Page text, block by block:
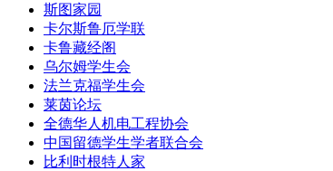
斯图家园
卡尔斯鲁厄学联
卡鲁藏经阁
乌尔姆学生会
法兰克福学生会
莱茵论坛
全德华人机电工程协会
中国留德学生学者联合会
比利时根特人家